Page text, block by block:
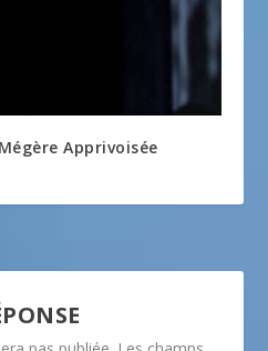
Apprivoisée